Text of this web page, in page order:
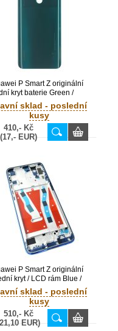
P Smart Z originální
kryt baterie Green /
(Bulk)
sklad - poslední
kusy
410,- Kč
(17,- EUR)
P Smart Z originální
kryt / LCD rám Blue /
(Bulk)
sklad - poslední
kusy
510,- Kč
EUR)